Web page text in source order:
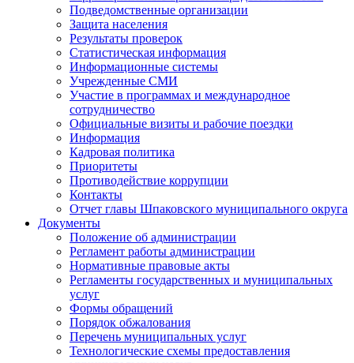
Подведомственные организации
Защита населения
Результаты проверок
Статистическая информация
Информационные системы
Учрежденные СМИ
Участие в программах и международное
сотрудничество
Официальные визиты и рабочие поездки
Информация
Кадровая политика
Приоритеты
Противодействие коррупции
Контакты
Отчет главы Шпаковского муниципального округа
Документы
Положение об администрации
Регламент работы администрации
Нормативные правовые акты
Регламенты государственных и муниципальных
услуг
Формы обращений
Порядок обжалования
Перечень муниципальных услуг
Технологические схемы предоставления